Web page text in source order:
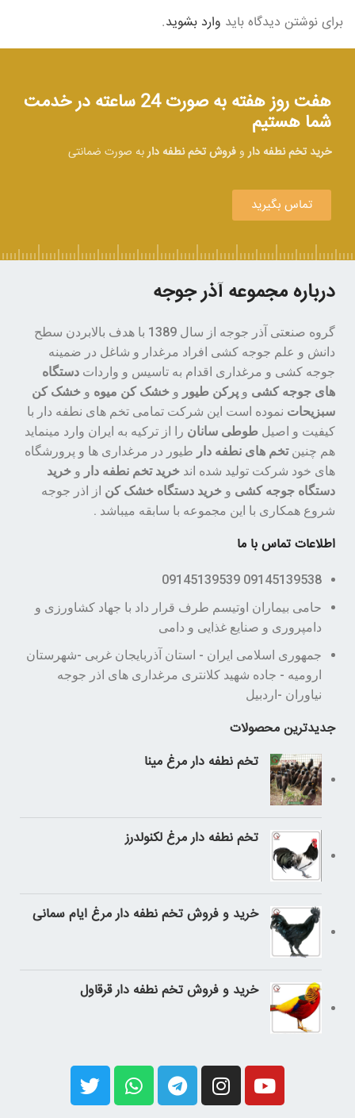
برای نوشتن دیدگاه باید وارد بشوید.
هفت روز هفته به صورت 24 ساعته در خدمت
شما هستیم
خرید تخم نطفه داروفروش تخم نطفه داربه صورت ضمانتی
تماس بگیرید
درباره مجموعه آذر جوجه
گروه صنعتی آذر جوجه از سال 1389 با هدف بالابردن سطح
دانش و علم جوجه کشی افراد مرغدار و شاغل در ضمینه
جوجه کشی و مرغداری اقدام به تاسیس و وارداتدستگاه
های جوجه کشی وپرکن طیور وخشک کن میوه وخشک کن
سبزیحات نموده است این شرکت تمامی تخم های نطفه دار با
کیفیت و اصیلطوطی سانان را از ترکیه به ایران وارد مینماید
هم چنینتخم های نطفه دار طیور در مرغداری ها و پرورشگاه
های خود شرکت تولید شده اندخرید تخم نطفه دار وخرید
دستگاه جوجه کشی وخرید دستگاه خشک کن از اذر جوجه
شروع همکاری با این مجموعه با سابقه میباشد .
اطلاعات تماس با ما
09145139538 09145139539
حامی بیماران اوتیسم طرف قرار داد با جهاد کشاورزی و
دامپروری و صنایع غذایی و دامی
جمهوری اسلامی ایران - استان آذربایجان غربی -شهرستان
ارومیه - جاده شهید کلانتری مرغداری های اذر جوجه
نیاوران -اردبیل
جدیدترین محصولات
تخم نطفه دار مرغ مینا
تخم نطفه دار مرغ لکنولدرز
خرید و فروش تخم نطفه دار مرغ ایام سمانی
خرید و فروش تخم نطفه دار قرقاول